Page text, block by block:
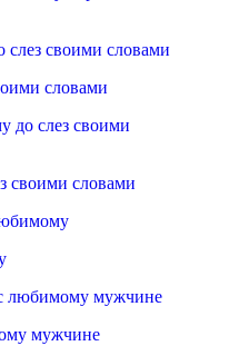
словами
своими словами
мужчине